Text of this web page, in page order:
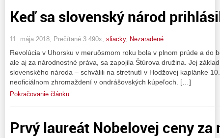
Keď sa slovenský národ
11. mája 2018, Prečítané 3 490x, sliacky, Nezaradené
Revolúcia v Uhorsku v meruôsmom roku bola v plnom prúde a do
ale aj za národnostné práva, sa zapojila Štúrova družina. Jej
slovenského národa – schválili na stretnutí v Hodžovej kaplánke
neoficiálnom zhromaždení v ondrášovských kúpeľoch. […]
Pokračovanie článku
Prvý laureát Nobelovej ceny za